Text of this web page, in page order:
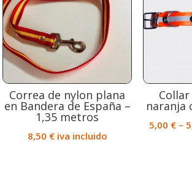
Correa de nylon plana
en Bandera de España –
1,35 metros
8,50 € iva incluido
naranja
5,00 € –